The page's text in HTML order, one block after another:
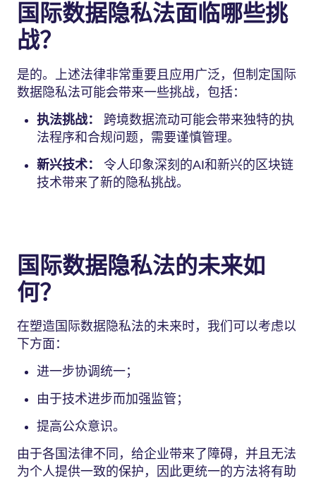
国际数据隐私法面临哪些挑
战？
是的。上述法律非常重要且应用广泛，但制定国际
数据隐私法可能会带来一些挑战，包括：
执法挑战： 跨境数据流动可能会带来独特的执
法程序和合规问题，需要谨慎管理。
新兴技术：
令人印象深刻的AI和新兴的区块链
技术带来了新的隐私挑战。
国际数据隐私法的未来如
何？
在塑造国际数据隐私法的未来时，我们可以考虑以
下方面：
进一步协调统一；
由于技术进步而加强监管；
提高公众意识。
由于各国法律不同，给企业带来了障碍，并且无法
为个人提供一致的保护，因此更统一的方法将有助